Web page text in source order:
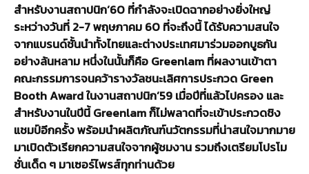
สำหรับงานสถาปนิก’60 ที่กำลังจะเปิดฉากอย่างยิ่งใหญ่
ระหว่างวันที่ 2-7 พฤษภาคม 60 ที่จะถึงนี้ ได้รับความสนใจ
จากแบรนด์ชั้นนำทั้งไทยและต่างประเทศมาร่วมออกบูธกัน
อย่างล้นหลาม หนึ่งในนั้นก็คือ Greenlam ที่ผลงานเข้าตา
คณะกรรมการจนคว้ารางวัลชนะเลิศการประกวด Green
Booth Award ในงานสถาปนิก’59 เมื่อปีที่แล้วไปครอง และ
สำหรับงานในปีนี้ Greenlam ก็ไม่พลาดที่จะเข้าประกวดชิง
แชมป์อีกครั้ง พร้อมนำผลิตภัณฑ์นวัตกรรมที่น่าสนใจมากมาย
มาเปิดตัวเรียกความสนใจจากผู้ชมงาน รวมถึงเตรียมโปรโม
ชั่นเด็ด ๆ มาเซอร์ไพรส์ทุกท่านด้วย